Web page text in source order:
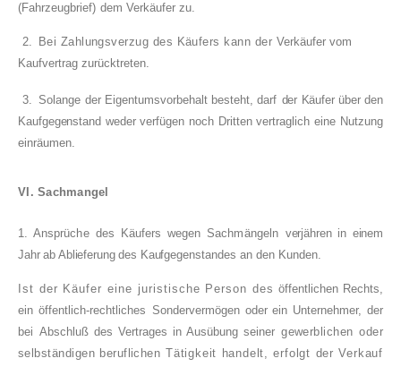
(Fahrzeugbrief) dem Verkäufer zu.
2. Bei Zahlungsverzug des Käufers kann der Verkäufer vom
Kaufvertrag zurücktreten.
3. Solange der Eigentumsvorbehalt besteht, darf der Käufer über den
Kaufgegenstand weder ver­fügen noch Dritten vertraglich eine Nutzung
ein­räumen.
VI. Sachmangel
1. Ansprüche des Käufers wegen Sachmängeln verjähren in einem
Jahr ab Ablieferung des Kauf­gegenstandes an den Kunden.
Ist der Käufer eine juristische Person des öffentlichen Rechts,
ein öffentlich-rechtliches Sondervermögen oder ein Unternehmer, der
bei Abschluß des Vertrages in Ausübung seiner gewerblichen oder
selbständigen beruflichen Tätigkeit handelt, erfolgt der Verkauf